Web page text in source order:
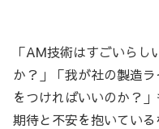
「AM技術はすごいら
か？」「我が社の製造
をつければいいのか？
期待と不安を抱いてい